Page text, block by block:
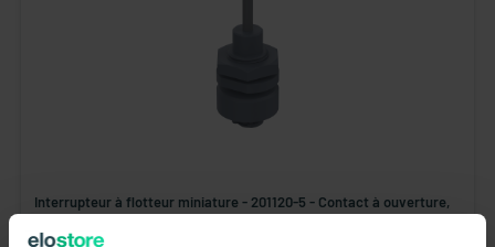
Interrupteur à flotteur miniature - 201120-5 - Contact à ouverture,